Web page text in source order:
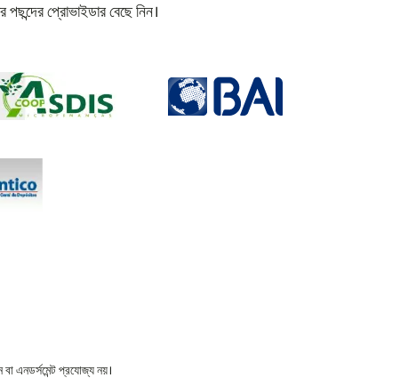
প্রোভাইডার বেছে নিন।
এনডর্সমেন্ট প্রযোজ্য নয়।